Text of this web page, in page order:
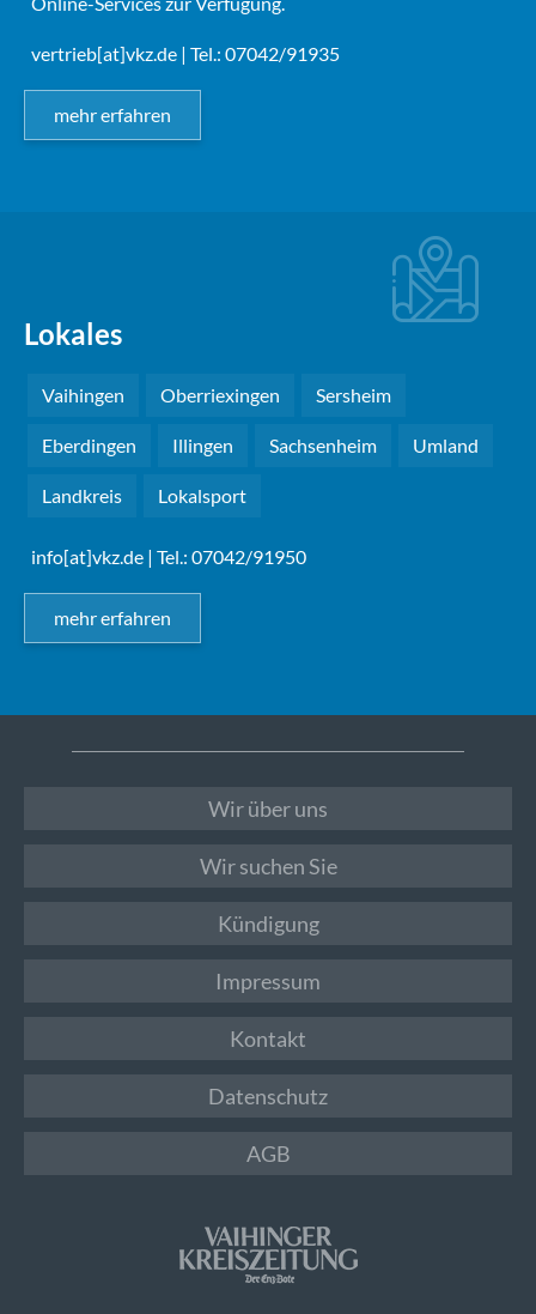
vertrieb[at]vkz.de | Tel.: 07042/91935
mehr erfahren
Lokales
Vaihingen Oberriexingen Sersheim
Eberdingen Illingen Sachsenheim Umland
Landkreis Lokalsport
info[at]vkz.de | Tel.: 07042/91950
mehr erfahren
Wir über uns
Wir suchen Sie
Kündigung
Impressum
Kontakt
Datenschutz
AGB